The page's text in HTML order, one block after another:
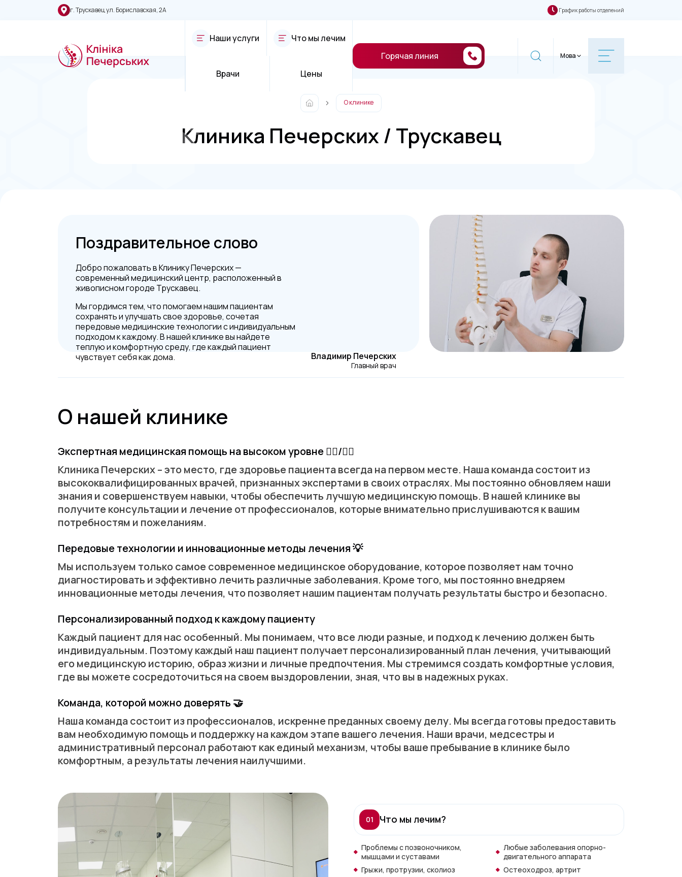
г. Трускавец ул. Бориславская, 2А График работы отделений
Наши услуги Что мы лечим
Врачи Цены
Горячая линия Мова
О клинике
Клиника Печерских / Трускавец
Поздравительное слово
Добро пожаловать в Клинику Печерских —
современный медицинский центр, расположенный в
живописном городе Трускавец.
Мы гордимся тем, что помогаем нашим пациентам
сохранять и улучшать свое здоровье, сочетая
передовые медицинские технологии с индивидуальным
подходом к каждому. В нашей клинике вы найдете
теплую и комфортную среду, где каждый пациент
чувствует себя как дома.
Владимир Печерских
Главный врач
О нашей клинике
Экспертная медицинская помощь на высоком уровне 👨‍⚕️/👩‍⚕️
Клиника Печерских – это место, где здоровье пациента всегда на первом месте. Наша команда состоит из
высококвалифицированных врачей, признанных экспертами в своих отраслях. Мы постоянно обновляем наши
знания и совершенствуем навыки, чтобы обеспечить лучшую медицинскую помощь. В нашей клинике вы
получите консультации и лечение от профессионалов, которые внимательно прислушиваются к вашим
потребностям и пожеланиям.
Передовые технологии и инновационные методы лечения 💡
Мы используем только самое современное медицинское оборудование, которое позволяет нам точно
диагностировать и эффективно лечить различные заболевания. Кроме того, мы постоянно внедряем
инновационные методы лечения, что позволяет нашим пациентам получать результаты быстро и безопасно.
Персонализированный подход к каждому пациенту
Каждый пациент для нас особенный. Мы понимаем, что все люди разные, и подход к лечению должен быть
индивидуальным. Поэтому каждый наш пациент получает персонализированный план лечения, учитывающий
его медицинскую историю, образ жизни и личные предпочтения. Мы стремимся создать комфортные условия,
где вы можете сосредоточиться на своем выздоровлении, зная, что вы в надежных руках.
Команда, которой можно доверять 🤝
Наша команда состоит из профессионалов, искренне преданных своему делу. Мы всегда готовы предоставить
вам необходимую помощь и поддержку на каждом этапе вашего лечения. Наши врачи, медсестры и
административный персонал работают как единый механизм, чтобы ваше пребывание в клинике было
комфортным, а результаты лечения наилучшими.
01 Что мы лечим?
Проблемы с позвоночником,
мышцами и суставами
Любые заболевания опорно-
двигательного аппарата
Грыжи, протрузии, сколиоз
Остеоходроз, артрит